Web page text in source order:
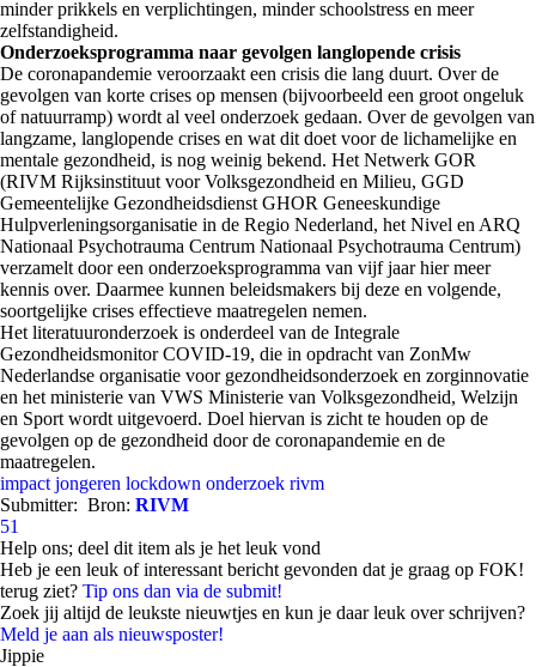
minder prikkels en verplichtingen, minder schoolstress en meer
zelfstandigheid.
Onderzoeksprogramma naar gevolgen langlopende crisis
De coronapandemie veroorzaakt een crisis die lang duurt. Over de
gevolgen van korte crises op mensen (bijvoorbeeld een groot ongeluk
of natuurramp) wordt al veel onderzoek gedaan. Over de gevolgen van
langzame, langlopende crises en wat dit doet voor de lichamelijke en
mentale gezondheid, is nog weinig bekend. Het Netwerk GOR
(RIVM Rijksinstituut voor Volksgezondheid en Milieu, GGD
Gemeentelijke Gezondheidsdienst GHOR Geneeskundige
Hulpverleningsorganisatie in de Regio Nederland, het Nivel en ARQ
Nationaal Psychotrauma Centrum Nationaal Psychotrauma Centrum)
verzamelt door een onderzoeksprogramma van vijf jaar hier meer
kennis over. Daarmee kunnen beleidsmakers bij deze en volgende,
soortgelijke crises effectieve maatregelen nemen.
Het literatuuronderzoek is onderdeel van de Integrale
Gezondheidsmonitor COVID-19, die in opdracht van ZonMw
Nederlandse organisatie voor gezondheidsonderzoek en zorginnovatie
en het ministerie van VWS Ministerie van Volksgezondheid, Welzijn
en Sport wordt uitgevoerd. Doel hiervan is zicht te houden op de
gevolgen op de gezondheid door de coronapandemie en de
maatregelen.
impact jongeren lockdown onderzoek rivm
Submitter: Bron: RIVM
51
Help ons; deel dit item als je het leuk vond
Heb je een leuk of interessant bericht gevonden dat je graag op FOK!
terug ziet? Tip ons dan via de submit!
Zoek jij altijd de leukste nieuwtjes en kun je daar leuk over schrijven?
Meld je aan als nieuwsposter!
Jippie